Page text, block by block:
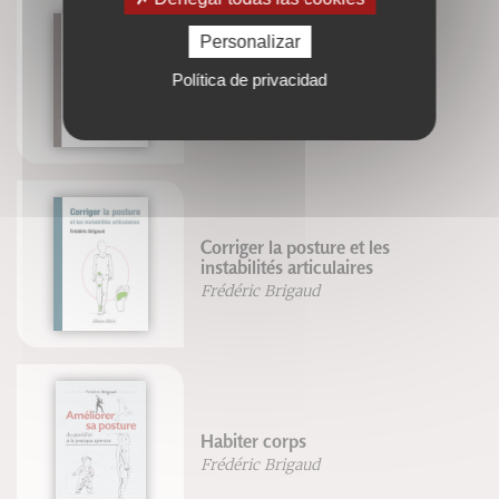
Repenser l'équitation
Frédéric Brigaud
Corriger la posture et les
instabilités articulaires
Frédéric Brigaud
Habiter corps
Frédéric Brigaud
Personalizar
Política de privacidad